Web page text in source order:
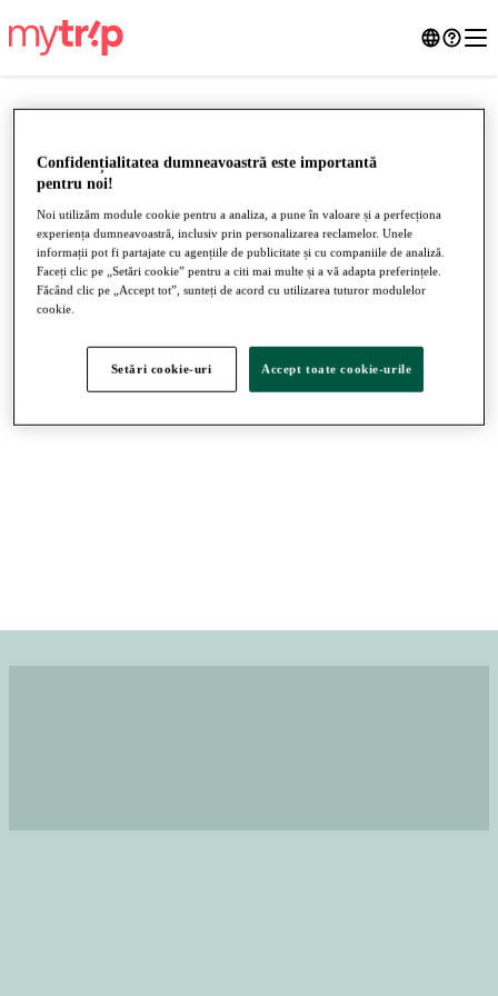
●●●
Confidențialitatea dumneavoastră este importantă
pentru noi!
Noi utilizăm module cookie pentru a analiza, a pune în valoare și a perfecționa
experiența dumneavoastră, inclusiv prin personalizarea reclamelor. Unele
informații pot fi partajate cu agențiile de publicitate și cu companiile de analiză.
Faceți clic pe „Setări cookie” pentru a citi mai multe și a vă adapta preferințele.
Făcând clic pe „Accept tot”, sunteți de acord cu utilizarea tuturor modulelor
cookie.
Setări cookie-uri Accept toate cookie-urile